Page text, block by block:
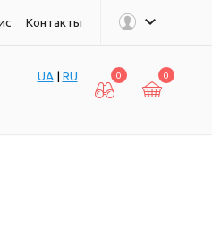
Контакты
UA| RU 0 0